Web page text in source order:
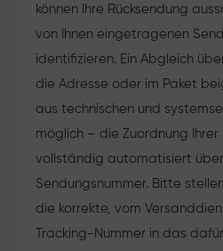
können Ihre Rücksendung
von Ihnen eingetragenen
identifizieren. Ein Abgleich
die Adresse oder im Paket
aus technischen und
möglich – die Zuordnung
vollständig automatisiert
Sendungsnummer. Bitte
die korrekte, vom
Tracking-Nummer in das